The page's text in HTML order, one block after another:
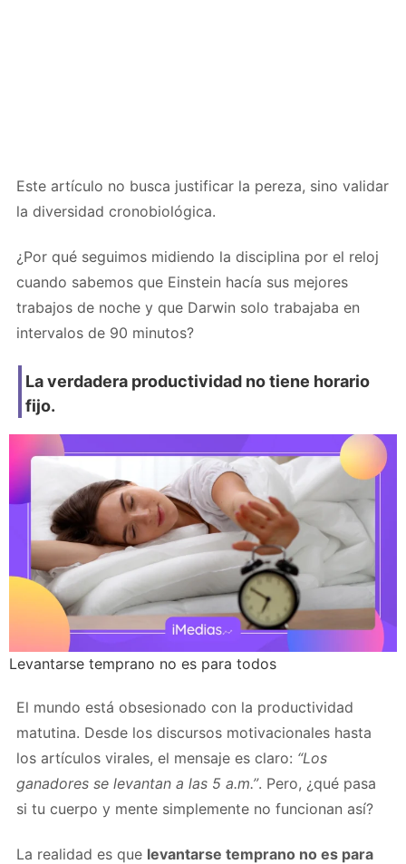
Este artículo no busca justificar la pereza, sino validar
la diversidad cronobiológica.
¿Por qué seguimos midiendo la disciplina por el reloj
cuando sabemos que Einstein hacía sus mejores
trabajos de noche y que Darwin solo trabajaba en
intervalos de 90 minutos?
La verdadera productividad no tiene horario
fijo.
Levantarse temprano no es para todos
El mundo está obsesionado con la productividad
matutina. Desde los discursos motivacionales hasta
los artículos virales, el mensaje es claro: “Los
ganadores se levantan a las 5 a.m.”. Pero, ¿qué pasa
si tu cuerpo y mente simplemente no funcionan así?
La realidad es que levantarse temprano no es para